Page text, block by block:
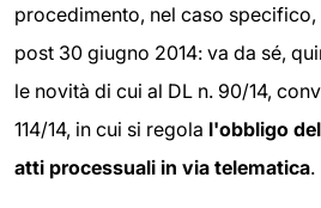
procedimento, nel caso
post 30 giugno 2014: va da sé,
le novità di cui al DL n. 90/14,
114/14, in cui si regola l'obbligo
atti processuali in via telematica.